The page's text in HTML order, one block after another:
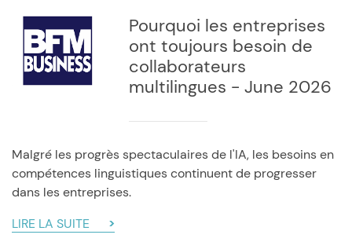
Pourquoi les entreprises
ont toujours besoin de
collaborateurs
multilingues - June 2026
Malgré les progrès spectaculaires de l'IA, les besoins en
compétences linguistiques continuent de progresser
dans les entreprises.
LIRE LA SUITE